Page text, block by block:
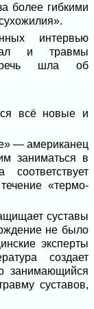
более гибкими
интервью
и травмы
речь шла об
всё новые и
— американец
заниматься в
«термо-
суставы
не было
эксперты
создает
занимающийся
суставов,